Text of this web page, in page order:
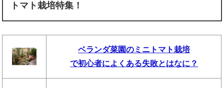
トマト栽培特集！
ベランダ菜園のミニトマト栽培
で初心者によくある失敗とはなに？